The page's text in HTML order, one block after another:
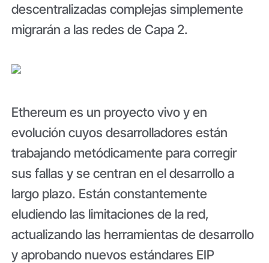
descentralizadas complejas simplemente
migrarán a las redes de Capa 2.
Ethereum es un proyecto vivo y en
evolución cuyos desarrolladores están
trabajando metódicamente para corregir
sus fallas y se centran en el desarrollo a
largo plazo. Están constantemente
eludiendo las limitaciones de la red,
actualizando las herramientas de desarrollo
y aprobando nuevos estándares EIP